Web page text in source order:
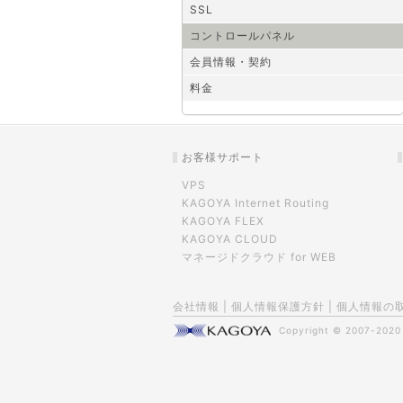
SSL
コントロールパネル
会員情報・契約
料金
お客様サポート
VPS
KAGOYA Internet Routing
KAGOYA FLEX
KAGOYA CLOUD
マネージドクラウド for WEB
会社情報 個人情報保護方針 個人情報の
Copyright © 2007-